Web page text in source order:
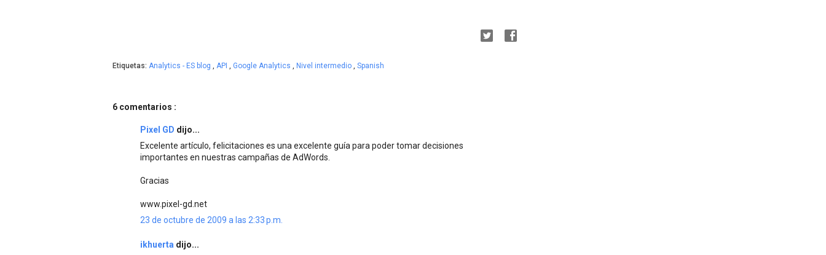
Etiquetas: Analytics - ES blog API Google Analytics Nivel intermedio Spanish
6 comentarios :
Pixel GD dijo...
Excelente artículo, felicitaciones es una excelente guía para poder tomar decisiones
importantes en nuestras campañas de AdWords.
Gracias
www.pixel-gd.net
23 de octubre de 2009 a las 2:33 p.m.
ikhuerta dijo...